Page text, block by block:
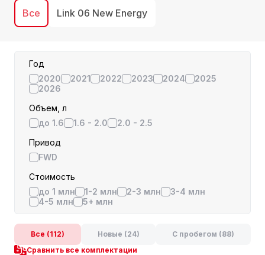
Все Link 06 New Energy
Год
2020
2021 2022 2023 2024
2025
2026
Объем, л
до 1.6
1.6 - 2.0
2.0 - 2.5
Привод
FWD
Стоимость
до 1 млн
1-2 млн 2-3 млн
3-4 млн
4-5 млн
5+ млн
Все (112) Новые (24)
С пробегом (88)
Сравнить все комплектации